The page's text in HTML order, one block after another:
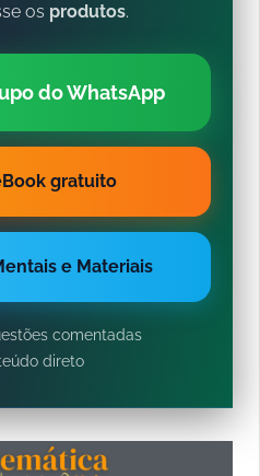
os produtos.
do WhatsApp
gratuito
e Materiais
comentadas
direto